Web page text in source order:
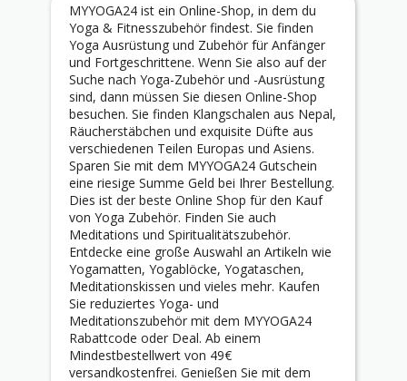
MYYOGA24 ist ein Online-Shop, in dem du
Yoga & Fitnesszubehör findest. Sie finden
Yoga Ausrüstung und Zubehör für Anfänger
und Fortgeschrittene. Wenn Sie also auf der
Suche nach Yoga-Zubehör und -Ausrüstung
sind, dann müssen Sie diesen Online-Shop
besuchen. Sie finden Klangschalen aus Nepal,
Räucherstäbchen und exquisite Düfte aus
verschiedenen Teilen Europas und Asiens.
Sparen Sie mit dem MYYOGA24 Gutschein
eine riesige Summe Geld bei Ihrer Bestellung.
Dies ist der beste Online Shop für den Kauf
von Yoga Zubehör. Finden Sie auch
Meditations und Spiritualitätszubehör.
Entdecke eine große Auswahl an Artikeln wie
Yogamatten, Yogablöcke, Yogataschen,
Meditationskissen und vieles mehr. Kaufen
Sie reduziertes Yoga- und
Meditationszubehör mit dem MYYOGA24
Rabattcode oder Deal. Ab einem
Mindestbestellwert von 49€
versandkostenfrei. Genießen Sie mit dem